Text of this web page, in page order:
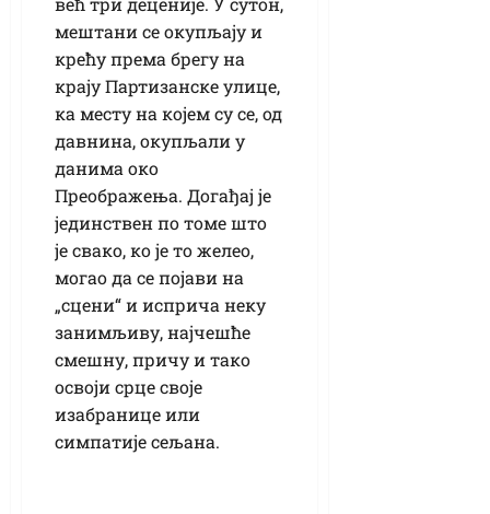
мештани се окупљају и
крећу према брегу на
крају Партизанске улице,
ка месту на којем су се, од
давнина, окупљали у
данима око
Преображења. Догађај је
јединствен по томе што
је свако, ко је то желео,
могао да се појави на
„сцени“ и исприча неку
занимљиву, најчешће
смешну, причу и тако
освоји срце своје
изабранице или
симпатије сељана.